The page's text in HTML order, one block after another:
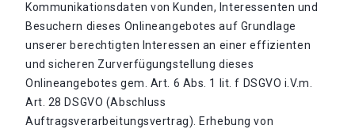
Kommunikationsdaten von Kunden, Interessenten und
Besuchern dieses Onlineangebotes auf Grundlage
unserer berechtigten Interessen an einer effizienten
und sicheren Zurverfügungstellung dieses
Onlineangebotes gem. Art. 6 Abs. 1 lit. f DSGVO i.V.m.
Art. 28 DSGVO (Abschluss
Auftragsverarbeitungsvertrag). Erhebung von